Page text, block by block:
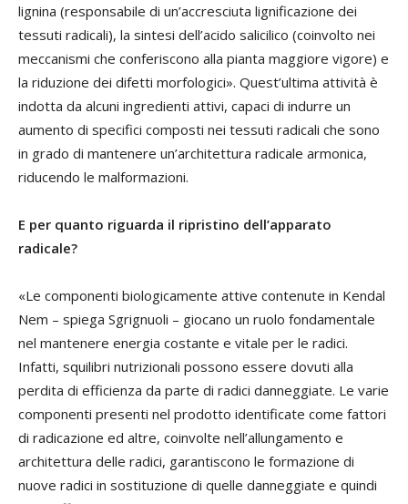
lignina (responsabile di un’accresciuta lignificazione dei
tessuti radicali), la sintesi dell’acido salicilico (coinvolto nei
meccanismi che conferiscono alla pianta maggiore vigore) e
la riduzione dei difetti morfologici». Quest’ultima attività è
indotta da alcuni ingredienti attivi, capaci di indurre un
aumento di specifici composti nei tessuti radicali che sono
in grado di mantenere un’architettura radicale armonica,
riducendo le malformazioni.
E per quanto riguarda il ripristino dell’apparato
radicale?
«Le componenti biologicamente attive contenute in Kendal
Nem – spiega Sgrignuoli – giocano un ruolo fondamentale
nel mantenere energia costante e vitale per le radici.
Infatti, squilibri nutrizionali possono essere dovuti alla
perdita di efficienza da parte di radici danneggiate. Le varie
componenti presenti nel prodotto identificate come fattori
di radicazione ed altre, coinvolte nell’allungamento e
architettura delle radici, garantiscono le formazione di
nuove radici in sostituzione di quelle danneggiate e quindi